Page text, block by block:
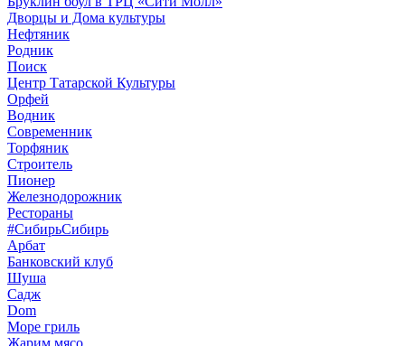
Дворцы и Дома культуры
Нефтяник
Родник
Поиск
Центр Татарской Культуры
Орфей
Водник
Современник
Торфяник
Строитель
Пионер
Железнодорожник
Рестораны
#СибирьСибирь
Арбат
Банковский клуб
Шуша
Садж
Dom
Море гриль
Жарим мясо